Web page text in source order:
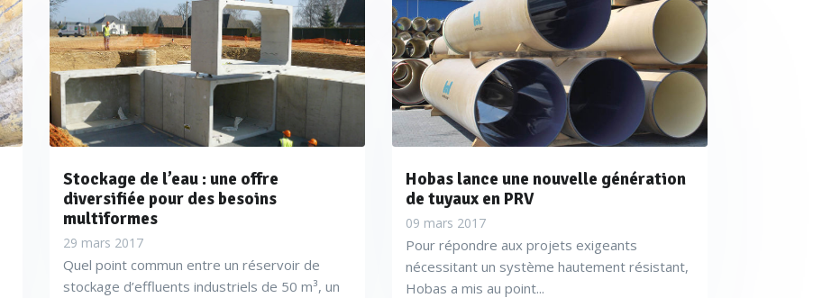
Stockage de l’eau : une offre
diversifiée pour des besoins
multiformes
29 mars 2017
Quel point commun entre un réservoir de
stockage d’effluents industriels de 50 m³, un
Hobas lance une nouvelle génération
de tuyaux en PRV
09 mars 2017
Pour répondre aux projets exigeants
nécessitant un système hautement résistant,
Hobas a mis au point...